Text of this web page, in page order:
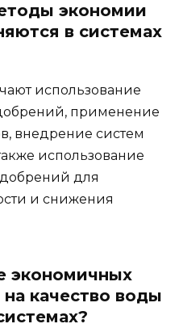
экономии
в системах
использование
применение
внедрение систем
использование
для
и снижения
экономичных
качество воды